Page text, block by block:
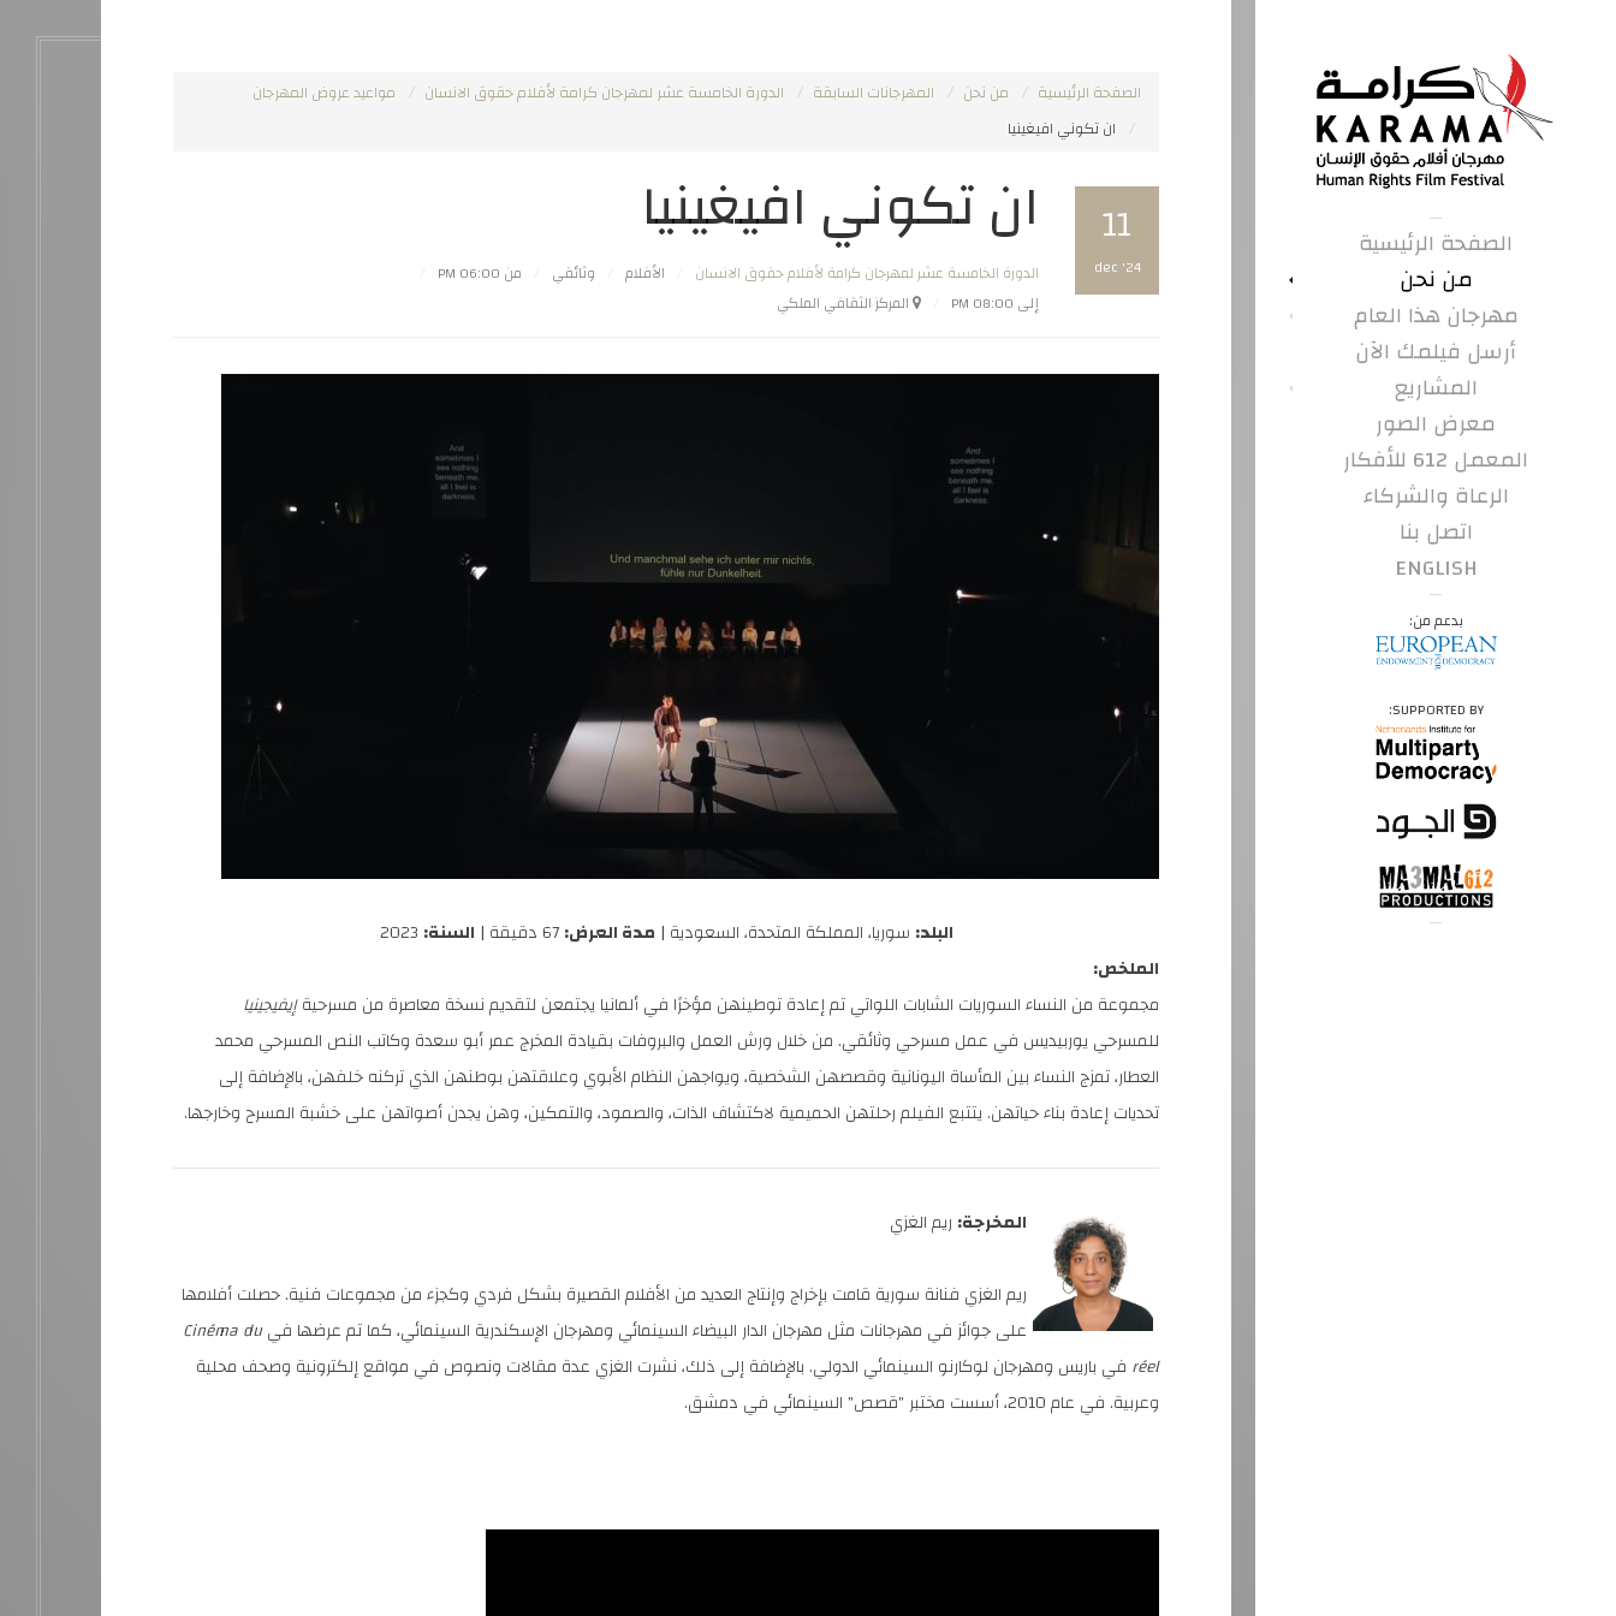
الصفحة الرئيسية
من نحن
مهرجان هذا العام
أرسل فيلمك الآن
المشاريع
معرض الصور
المعمل 612 للأفكار
الرعاة والشركاء
اتصل بنا
ENGLISH
بدعم من:
SUPPORTED BY:
الصفحة الرئيسية من نحن المهرجانات السابقة الدورة الخامسة عشر لمهرجان كرامة لأفلام حقوق الانسان
مواعيد عروض المهرجان
ان تکوني افیغینیا
11
dec '24
ان تکوني افیغینیا
الدورة الخامسة عشر لمهرجان كرامة لأفلام حقوق الانسان الأفلام وثائقي
من 06:00 PM
إلى 08:00 PM
المركز الثقافي الملكي
البلد: سوريا، المملكة المتحدة، السعودية | مدة العرض:67 دقيقة | السنة:
الملخص:
مجموعة من النساء السوريات الشابات اللواتي تم إعادة توطينهن مؤخرًا في ألمانيا يجتمعن لتقديم نسخة معاصرة من مسرحيةإيفيجينيا
للمسرحي يوربيديس في عمل مسرحي وثائقي. من خلال ورش العمل والبروفات بقيادة المخرج عمر أبو سعدة وكاتب النص المسرحي محمد
العطار، تمزج النساء بين المأساة اليونانية وقصصهن الشخصية، ويواجهن النظام الأبوي وعلاقتهن بوطنهن الذي تركنه خلفهن، بالإضافة إلى
تحديات إعادة بناء حياتهن. يتتبع الفيلم رحلتهن الحميمية لاكتشاف الذات، والصمود، والتمكين، وهن يجدن أصواتهن على خشبة المسرح وخارجها.
المخرجة: ريم الغزي
ريم الغزي فنانة سورية قامت بإخراج وإنتاج العديد من الأفلام القصيرة بشكل فردي وكجزء من مجموعات فنية. حصلت أفلامها
على جوائز في مهرجانات مثل مهرجان الدار البيضاء السينمائي ومهرجان الإسكندرية السينمائي، كما تم عرضها فيCinéma du
réel في باريس ومهرجان لوكارنو السينمائي الدولي. بالإضافة إلى ذلك، نشرت الغزي عدة مقالات ونصوص في مواقع إلكترونية وصحف محلية
وعربية. في عام 2010، أسست مختبر "قصص" السينمائي في دمشق.